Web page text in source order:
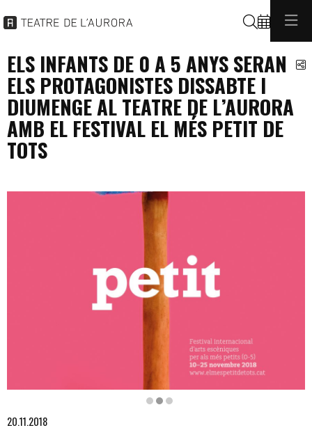
Buscar
ELS INFANTS DE 0 A 5 ANYS SERAN
ELS PROTAGONISTES DISSABTE I
DIUMENGE AL TEATRE DE L’AURORA
AMB EL FESTIVAL EL MÉS PETIT DE
TOTS
Diapositiva 2 de 3
20.11.2018